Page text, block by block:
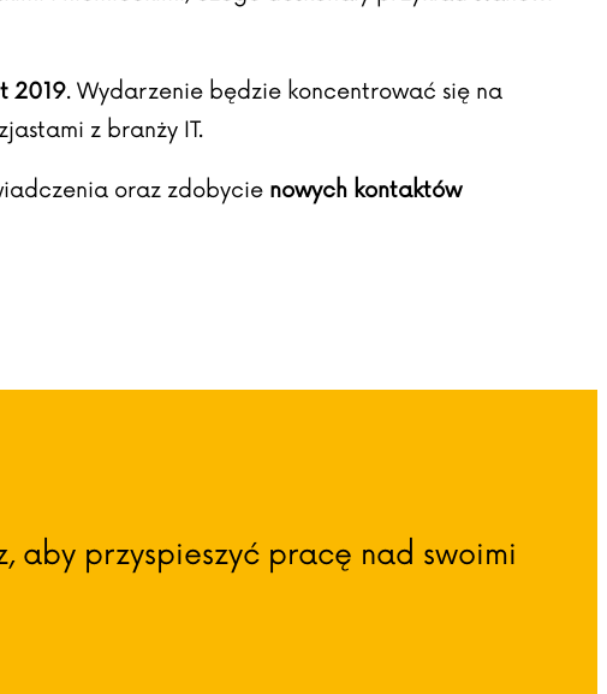
2019. Wydarzenie będzie koncentrować się na
z branży IT.
oraz zdobycie nowych kontaktów
aby przyspieszyć pracę nad swoimi